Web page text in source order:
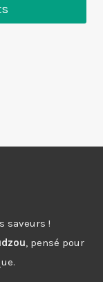
saveurs !
, pensé pour